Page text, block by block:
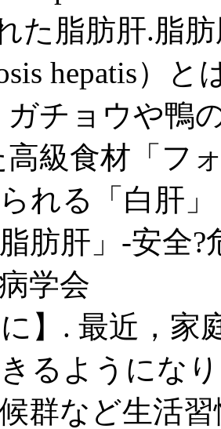
た脂肪肝.脂
hepatis）
ガチョウや鴨
級食材「フ
れる「白肝
肪肝」-安全?
学会
に】. 最近，
るようにな
群など生活